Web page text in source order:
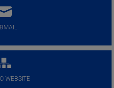
WEBSITE